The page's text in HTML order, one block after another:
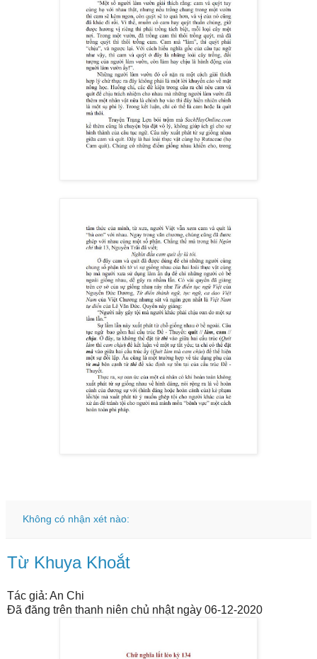
Không có nhận xét nào:
Từ Khuya Khoắt
Tác giả: An Chi
Đã đăng trên thanh niên chủ nhật ngày 06-12-2020